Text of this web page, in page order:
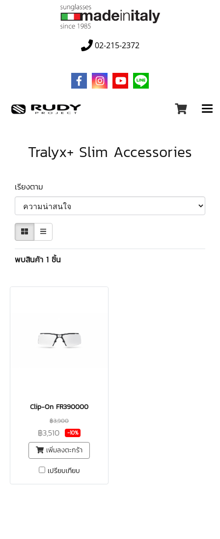
02-215-2372
Tralyx+ Slim Accessories
เรียงตาม
พบสินค้า 1 ชิ้น
Clip-On FR390000
฿3,900
฿3,510 -10%
เพิ่มลงตะกร้า
เปรียบเทียบ